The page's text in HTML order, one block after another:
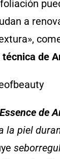
a
de
de
la piel